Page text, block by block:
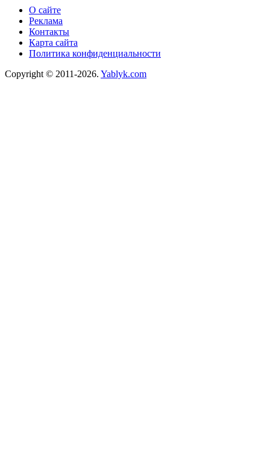
О сайте
Реклама
Контакты
Карта сайта
Политика конфиденциальности
Copyright © 2011-2026. Yablyk.сom